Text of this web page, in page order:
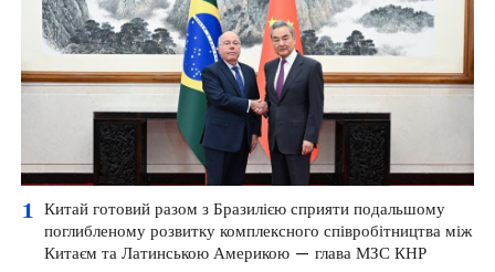
1
Китай готовий разом з Бразилією сприяти подальшому
поглибленому розвитку комплексного співробітництва між
Китаєм та Латинською Америкою — глава МЗС КНР